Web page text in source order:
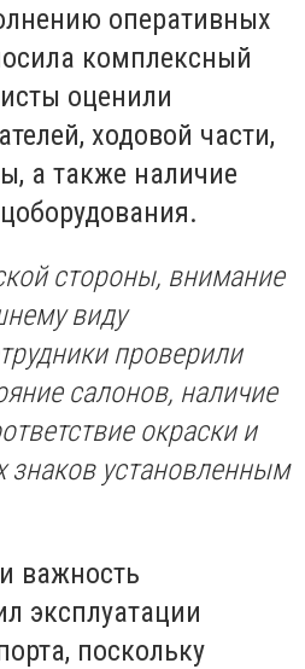
оперативных
комплексный
оценили
ходовой части,
а также наличие
стороны, внимание
виду
проверили
салонов, наличие
окраски и
знаков установленным
важность
эксплуатации
поскольку